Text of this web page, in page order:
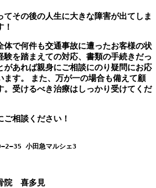
てその後の人生に大きな障害が出てしま
！
体で何件も交通事故に遭ったお客様の状
験を踏まえての対応、書類の手続きだっ
があれば親身にご相談にのり疑問にお応
ます。 また、万が一の場合も備えて顧
。受けるべき治療はしっかり受けてくだ
相談ください！
小田急マルシェ3
院 喜多見